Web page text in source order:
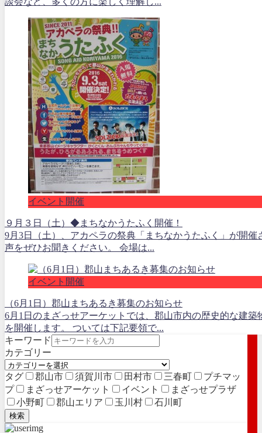
イベント開催
９月３日（土）◆まちなかうたふく開催！
9月3日（土）、アカペラの祭典「まちなかうたふく」が開
声をぜひお聞きください。 会場は...
イベント開催
（6月1日）郡山まちあるき募集のお知らせ
6月1日のまざっせアーケットでは、郡山市内の歴史的な建
を開催します。 ついては下記要領で...
キーワード
カテゴリー
タグ 郡山市 須賀川市 田村市 三春町
プチマッ
プ
まざっせアーケット イベント
まざっせプラザ
小野町
郡山エリア 玉川村 石川町
検索